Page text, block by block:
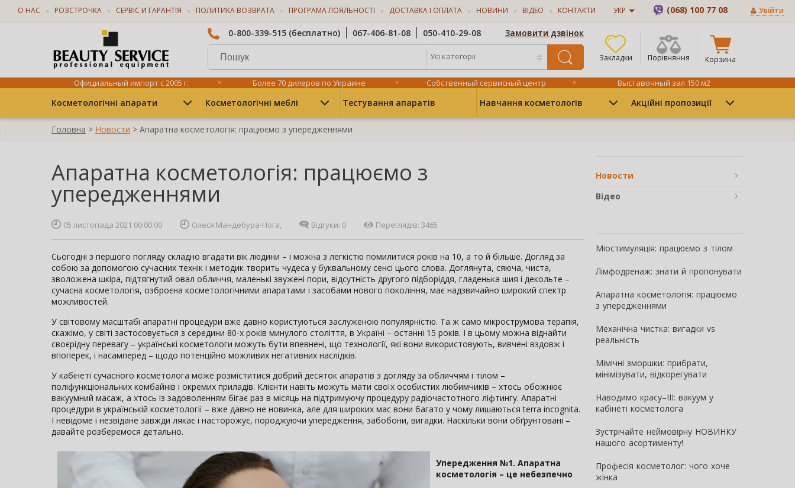
О НАС РОЗСТРОЧКА СЕРВІС И ГАРАНТІЯ ПОЛИТИКА ВОЗВРАТА ПРОГРАМА ЛОЯЛЬНОСТІ ДОСТАВКА І ОПЛАТА НОВИНИ ВІДЕО КОНТАКТИ УКР (068) 100 77 08 Увійти
0-800-339-515 (бесплатно) 067-406-81-08 050-410-29-08 Замовити дзвінок
Усі категорії Закладки Порівняння Корзина
Официальный импорт с 2005 г. Более 70 дилеров по Украине Собственный сервисный центр Выставочный зал 150 м2
Косметологічні апарати Косметологічні меблі Тестування апаратів Навчання косметологів Акційні пропозиції
Головна > Новости > Апаратна косметологія: працюємо з упередженнями
Новости
Відео
Міостимуляція: працюємо з тілом
Лімфодренаж: знати й пропонувати
Апаратна косметологія: працюємо
з упередженнями
Механічна чистка: вигадки vs
реальність
Мімічні зморшки: прибрати,
мінімізувати, відкорегувати
Наводимо красу–III: вакуум у
кабінеті косметолога
Зустрічайте неймовірну НОВИНКУ
нашого асортименту!
Професія косметолог: чого хоче
жінка
Апаратна косметологія: працюємо з
упередженнями
05 листопада 2021 00:00:00 Олеся Мандебура-Нога, Відгуки: 0 Переглядів: 3465
Сьогодні з першого погляду складно вгадати вік людини – і можна з легкістю помилитися років на 10, а то й більше. Догляд за
собою за допомогою сучасних технік і методик творить чудеса у буквальному сенсі цього слова. Доглянута, сяюча, чиста,
зволожена шкіра, підтягнутий овал обличчя, маленькі звужені пори, відсутність другого підборіддя, гладенька шия і декольте –
сучасна косметологія, озброєна косметологічними апаратами і засобами нового покоління, має надзвичайно широкий спектр
можливостей.
У світовому масштабі апаратні процедури вже давно користуються заслуженою популярністю. Та ж само мікрострумова терапія,
скажімо, у світі застосовується з середини 80-х років минулого століття, в Україні – останні 15 років. І в цьому можна віднайти
своєрідну перевагу – українські косметологи можуть бути впевнені, що технології, які вони використовують, вивчені вздовж і
впоперек, і насамперед – щодо потенційно можливих негативних наслідків.
У кабінеті сучасного косметолога може розміститися добрий десяток апаратів з догляду за обличчям і тілом –
поліфункціональних комбайнів і окремих приладів. Клієнти навіть можуть мати своїх особистих любимчиків – хтось обожнює
вакуумний масаж, а хтось із задоволенням бігає раз в місяць на підтримуючу процедуру радіочастотного ліфтингу. Апаратні
процедури в українській косметології – вже давно не новинка, але для широких мас вони багато у чому лишаються terra incognita.
І невідоме і незвідане завжди лякає і насторожує, породжуючи упередження, забобони, вигадки. Наскільки вони обґрунтовані –
давайте розберемося детально.
Упередження №1. Апаратна
косметологія – це небезпечно